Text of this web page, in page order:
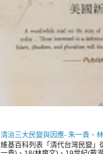
清治三大民變與因應- 朱一貴、
維基百科列表「清代台灣民變